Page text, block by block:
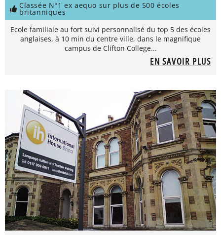
Classée N°1 ex aequo sur plus de 500 écoles
britanniques
Ecole familiale au fort suivi personnalisé du top 5 des écoles
anglaises, à 10 min du centre ville, dans le magnifique
campus de Clifton College...
EN SAVOIR PLUS